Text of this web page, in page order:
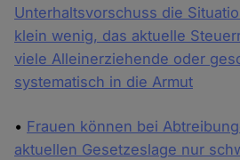
Unterhaltsvorschuss die
klein wenig, das aktuelle
viele Alleinerziehende oder
systematisch in die Armut
• Frauen können bei
aktuellen Gesetzeslage nur